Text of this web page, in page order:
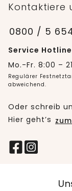
Kontaktiere
0800 / 5
Service Hotline
Mo.-Fr. 8:00 –
Regulärer
abweichend.
Oder schreib
Hier geht’s